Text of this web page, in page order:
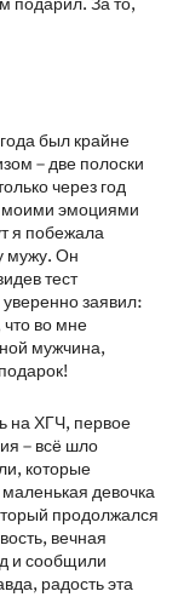
был крайне
– две полоски
через год
эмоциями
я побежала
мужу. Он
тест
заявил:
во мне
мужчина,
на ХГЧ, первое
– всё шло
которые
девочка
продолжался
вечная
и сообщили
радость эта